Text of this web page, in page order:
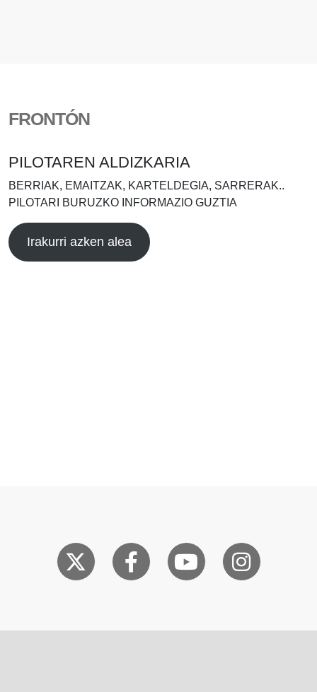
FRONTÓN
PILOTAREN ALDIZKARIA
BERRIAK, EMAITZAK, KARTELDEGIA, SARRERAK..
PILOTARI BURUZKO INFORMAZIO GUZTIA
Irakurri azken alea